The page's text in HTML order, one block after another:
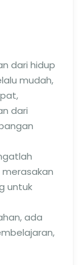
dari hidup
mudah,
dari
untuk
ada